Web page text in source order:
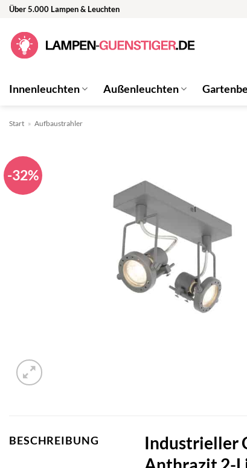
Zum
springen
Über 5.000 Lampen & Leuchten
Innenleuchten Außenleuchten
Start » Aufbaustrahler
-32%
BESCHREIBUNG
Industrieller